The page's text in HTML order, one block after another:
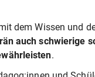
dem Wissen und
auch schwierige
.